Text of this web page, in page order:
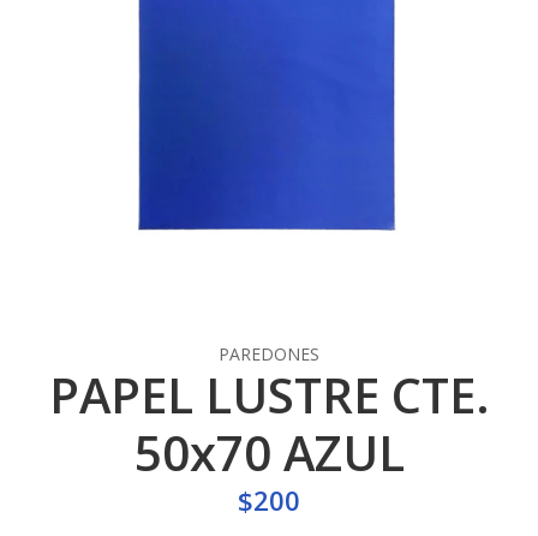
PAREDONES
PAPEL LUSTRE CTE.
50x70 AZUL
$200